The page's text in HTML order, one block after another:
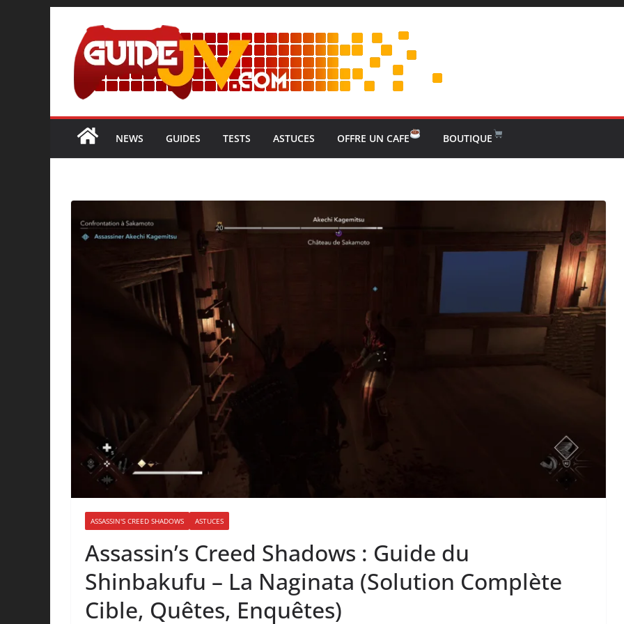
NEWS GUIDES TESTS ASTUCES OFFRE UN CAFE BOUTIQUE
ASSASSIN'S CREED SHADOWS ASTUCES
Assassin’s Creed Shadows : Guide du
Shinbakufu – La Naginata (Solution Complète
Cible, Quêtes, Enquêtes)